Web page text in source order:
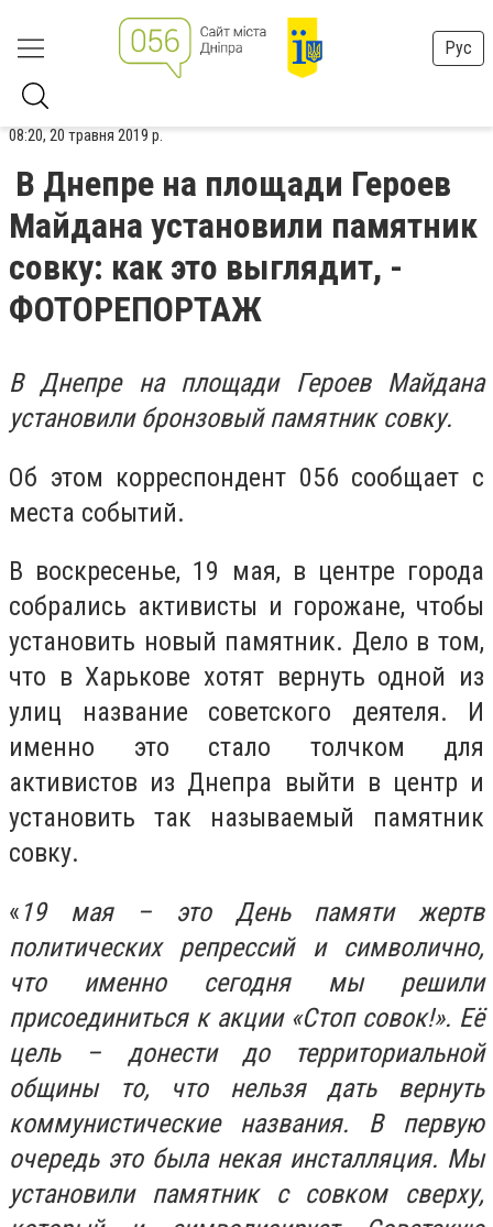
Рус
08:20, 20 травня 2019 р.
В Днепре на площади Героев
Майдана установили памятник
совку: как это выглядит, -
ФОТОРЕПОРТАЖ
В Днепре на площади Героев Майдана
установили бронзовый памятник совку.
Об этом корреспондент 056 сообщает с
места событий.
В воскресенье, 19 мая, в центре города
собрались активисты и горожане, чтобы
установить новый памятник. Дело в том,
что в Харькове хотят вернуть одной из
улиц название советского деятеля. И
именно это стало толчком для
активистов из Днепра выйти в центр и
установить так называемый памятник
совку.
« 19 мая – это День памяти жертв
политических репрессий и символично,
что именно сегодня мы решили
присоединиться к акции «Стоп совок!». Её
цель – донести до территориальной
общины то, что нельзя дать вернуть
коммунистические названия. В первую
очередь это была некая инсталляция. Мы
установили памятник с совком сверху,